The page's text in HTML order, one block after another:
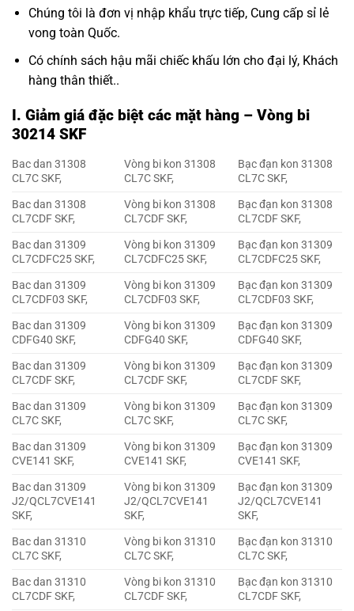
Chúng tôi là đơn vị nhập khẩu trực tiếp, Cung cấp sỉ lẻ
vong toàn Quốc.
Có chính sách hậu mãi chiếc khấu lớn cho đại lý, Khách
hàng thân thiết..
I. Giảm giá đặc biệt các mặt hàng – Vòng bi
30214 SKF
Bac dan 31308
CL7C SKF,
Vòng bi kon 31308
CL7C SKF,
Bạc đạn kon 31308
CL7C SKF,
Bac dan 31308
CL7CDF SKF,
Vòng bi kon 31308
CL7CDF SKF,
Bạc đạn kon 31308
CL7CDF SKF,
Bac dan 31309
CL7CDFC25 SKF,
Vòng bi kon 31309
CL7CDFC25 SKF,
Bạc đạn kon 31309
CL7CDFC25 SKF,
Bac dan 31309
CL7CDF03 SKF,
Vòng bi kon 31309
CL7CDF03 SKF,
Bạc đạn kon 31309
CL7CDF03 SKF,
Bac dan 31309
CDFG40 SKF,
Vòng bi kon 31309
CDFG40 SKF,
Bạc đạn kon 31309
CDFG40 SKF,
Bac dan 31309
CL7CDF SKF,
Vòng bi kon 31309
CL7CDF SKF,
Bạc đạn kon 31309
CL7CDF SKF,
Bac dan 31309
CL7C SKF,
Vòng bi kon 31309
CL7C SKF,
Bạc đạn kon 31309
CL7C SKF,
Bac dan 31309
CVE141 SKF,
Vòng bi kon 31309
CVE141 SKF,
Bạc đạn kon 31309
CVE141 SKF,
Bac dan 31309
J2/QCL7CVE141
SKF,
Vòng bi kon 31309
J2/QCL7CVE141
SKF,
Bạc đạn kon 31309
J2/QCL7CVE141
SKF,
Bac dan 31310
CL7C SKF,
Vòng bi kon 31310
CL7C SKF,
Bạc đạn kon 31310
CL7C SKF,
Bac dan 31310
CL7CDF SKF,
Vòng bi kon 31310
CL7CDF SKF,
Bạc đạn kon 31310
CL7CDF SKF,